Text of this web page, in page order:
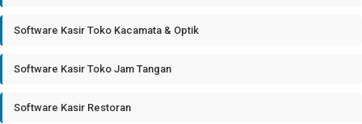
Software Kasir Toko Kacamata & Optik
Software Kasir Toko Jam Tangan
Software Kasir Restoran